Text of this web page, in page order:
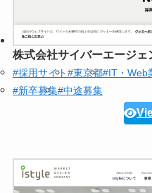
株式会社サイバーエージェ
#採用サイト#東京都#IT・Web
#新卒募集#中途募集